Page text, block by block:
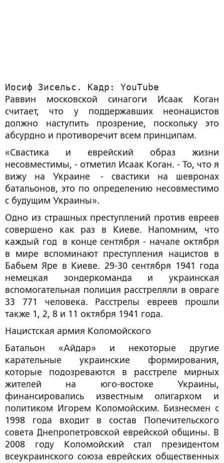
Иосиф Зисельс. Кадр: YouTube
Раввин московской синагоги Исаак Коган
считает, что у поддержавших неонацистов
должно наступить прозрение, поскольку это
абсурдно и противоречит всем принципам.
«Свастика и еврейский образ жизни
несовместимы, - отметил Исаак Коган. - То, что я
вижу на Украине - свастики на шевронах
батальонов, это по определению несовместимо
с будущим Украины».
Одно из страшных преступлений против евреев
совершено как раз в Киеве. Напомним, что
каждый год в конце сентября - начале октября
в мире вспоминают преступления нацистов в
Бабьем Яре в Киеве. 29-30 сентября 1941 года
немецкая зондеркоманда и украинская
вспомогательная полиция расстреляли в овраге
33 771 человека. Расстрелы евреев прошли
также 1, 2, 8 и 11 октября 1941 года.
Нацистская армия Коломойского
Батальон «Айдар» и некоторые другие
карательные украинские формирования,
которые подозреваются в расстреле мирных
жителей на юго-востоке Украины,
финансировались известным олигархом и
политиком Игорем Коломойским. Бизнесмен с
1998 года входит в состав Попечительского
совета Днепропетровской еврейской общины. В
2008 году Коломойский стал президентом
всеукраинского союза еврейских общественных